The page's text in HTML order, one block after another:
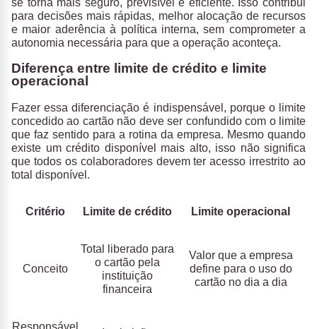
para decisões mais rápidas, melhor alocação de recursos
e maior aderência à política interna, sem comprometer a
autonomia necessária para que a operação aconteça.
Diferença entre limite de crédito e limite
operacional
Fazer essa diferenciação é indispensável, porque o limite
concedido ao cartão não deve ser confundido com o limite
que faz sentido para a rotina da empresa. Mesmo quando
existe um crédito disponível mais alto, isso não significa
que todos os colaboradores devem ter acesso irrestrito ao
total disponível.
Critério Limite de crédito Limite operacional
Conceito
Total liberado para
o cartão pela
instituição
financeira
Valor que a empresa
define para o uso do
cartão no dia a dia
Responsável